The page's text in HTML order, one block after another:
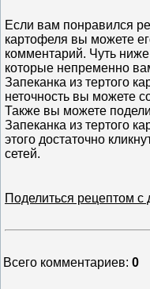
Если вам понравился
картофеля вы можете
комментарий. Чуть
которые непременно
Запеканка из тертого
неточность вы можете
Также вы можете
Запеканка из тертого
этого достаточно
сетей.
Поделиться рецептом с
Всего комментариев: 0